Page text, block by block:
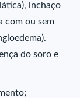
inchaço
com ou sem
do soro e